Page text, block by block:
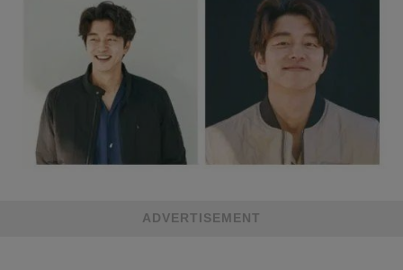
ADVERTISEMENT